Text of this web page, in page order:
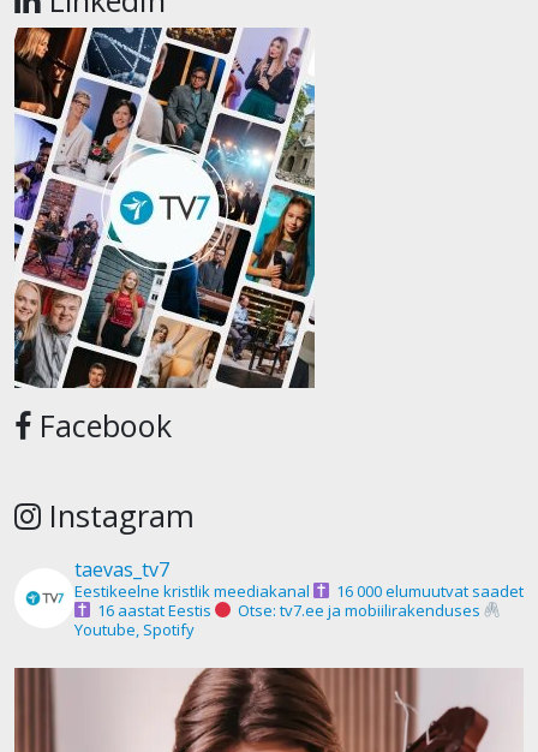
Facebook
Instagram
taevas_tv7
Eestikeelne kristlik meediakanal
16 000 elumuutvat saadet
16 aastat Eestis
Otse: tv7.ee ja mobiilirakenduses
Youtube, Spotify